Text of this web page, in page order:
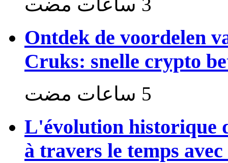
Ontdek de voordelen
Cruks: snelle crypto
L'évolution historique
à travers le temps